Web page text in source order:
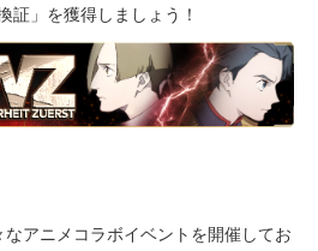
証」を獲得しましょう！
アニメコラボイベントを開催してお